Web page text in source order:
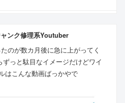
ンク修理系Youtuber
のが数カ月後に急に上がってく
っと駄目なイメージだけどワイ
はこんな動画ばっかやで